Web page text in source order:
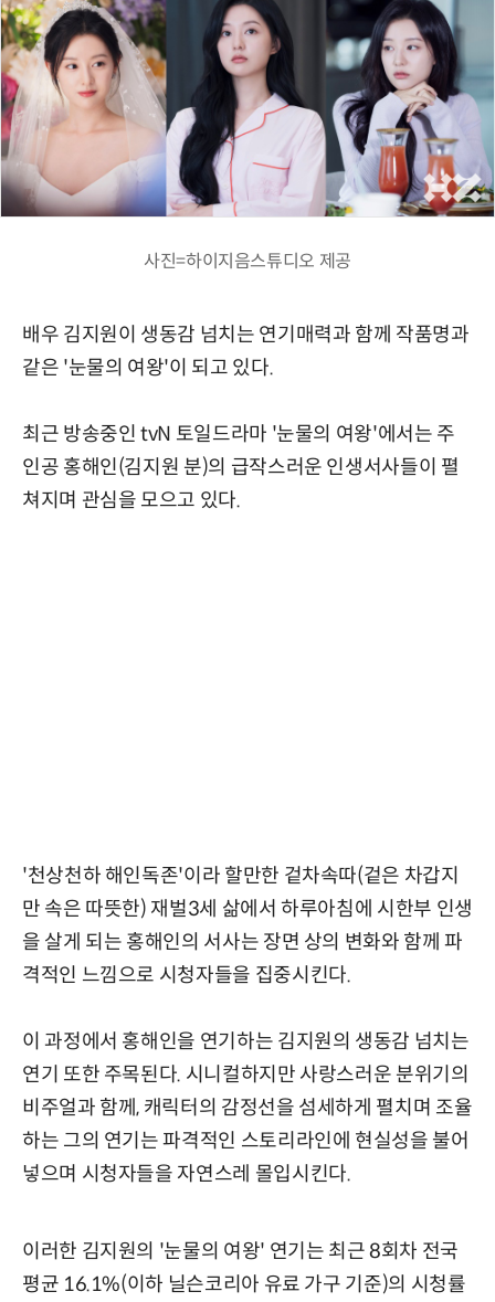
사진=하이지음스튜디오 제공
배우 김지원이 생동감 넘치는 연기매력과 함께 작품명과
같은 '눈물의 여왕'이 되고 있다.
최근 방송중인 tvN 토일드라마 '눈물의 여왕'에서는 주
인공 홍해인(김지원 분)의 급작스러운 인생서사들이 펼
쳐지며 관심을 모으고 있다.
'천상천하 해인독존'이라 할만한 겉차속따(겉은 차갑지
만 속은 따뜻한) 재벌3세 삶에서 하루아침에 시한부 인생
을 살게 되는 홍해인의 서사는 장면 상의 변화와 함께 파
격적인 느낌으로 시청자들을 집중시킨다.
이 과정에서 홍해인을 연기하는 김지원의 생동감 넘치는
연기 또한 주목된다. 시니컬하지만 사랑스러운 분위기의
비주얼과 함께, 캐릭터의 감정선을 섬세하게 펼치며 조율
하는 그의 연기는 파격적인 스토리라인에 현실성을 불어
넣으며 시청자들을 자연스레 몰입시킨다.
이러한 김지원의 '눈물의 여왕' 연기는 최근 8회차 전국
평균 16.1%(이하 닐슨코리아 유료 가구 기준)의 시청률